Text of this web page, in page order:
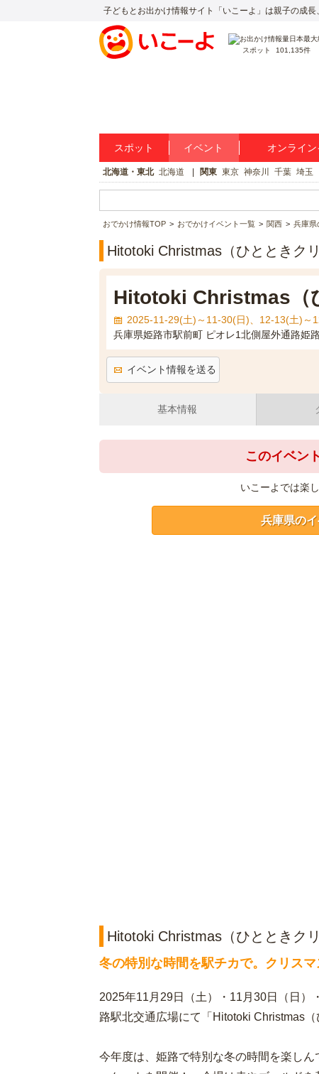
子どもとお出かけ情報サイト「いこーよ」は親子の成長
スポット 101,135件
スポット イベント オンライン
北海道・東北 北海道 関東 東京 神奈川 千葉 埼玉
おでかけ情報TOP おでかけイベント一覧 関西 兵庫県
Hitotoki Christmas（ひとときク
Hitotoki Christmas（
2025-11-29(土)～11-30(日)、12-13(土)～
兵庫県姫路市駅前町 ピオレ1北側屋外通路姫
イベント情報を送る
基本情報
このイベン
いこーよでは楽
兵庫県の
Hitotoki Christmas（ひとときク
冬の特別な時間を駅チカで。クリス
2025年11月29日（土）・11月30日（日）
路駅北交通広場にて「Hitotoki Christmas
今年度は、姫路で特別な冬の時間を楽し